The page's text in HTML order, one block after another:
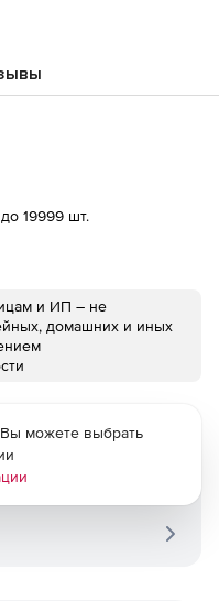
19999 шт.
и ИП – не
домашних и иных
можете выбрать